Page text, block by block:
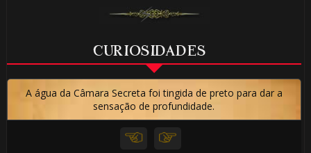
CURIOSIDADES
A água da Câmara Secreta foi tingida de preto para dar a
sensação de profundidade.
🎂